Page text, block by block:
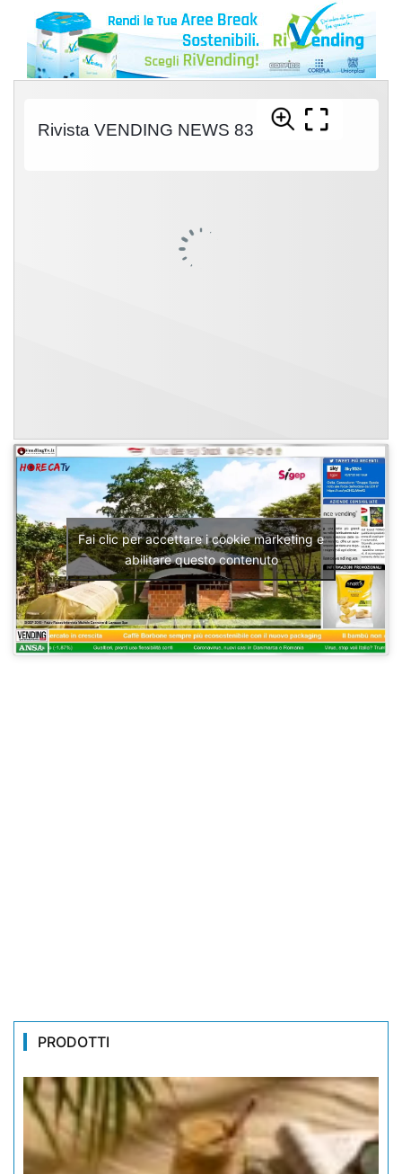
Fai clic per accettare i cookie marketing e
abilitare questo contenuto
PRODOTTI